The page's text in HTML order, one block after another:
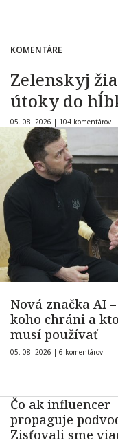
KOMENTÁRE
Zelenskyj
útoky do
05. 08. 2026 | 104 komentárov
Nová značka AI –
koho chráni a
musí používať
05. 08. 2026 | 6 komentárov
Čo ak influencer
propaguje
Zisťovali sme